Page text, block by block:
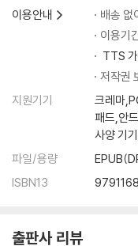
이용안내
배송 없
이용기
TTS
저작권
지원기기
크레마
패드,안
사양 기
파일/용량
ISBN13
출판사 리뷰